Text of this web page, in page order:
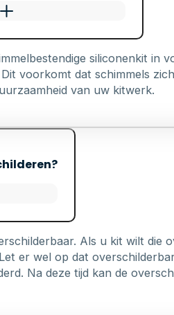
siliconenkit in
voorkomt dat schimmels
van uw kitwerk.
Als u kit wilt die
er wel op dat
Na deze tijd kan de